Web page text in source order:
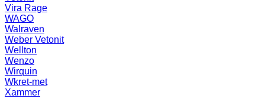
Vira Rage
WAGO
Walraven
Weber Vetonit
Wellton
Wenzo
Wirquin
Wkret-met
Xammer